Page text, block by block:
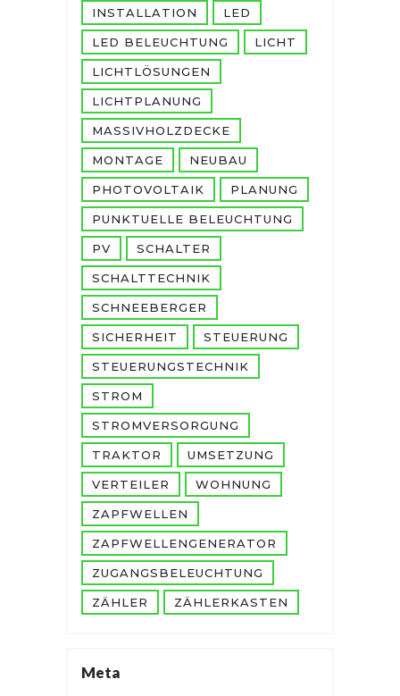
INSTALLATION LED
LED BELEUCHTUNG LICHT
LICHTLÖSUNGEN
LICHTPLANUNG
MASSIVHOLZDECKE
MONTAGE NEUBAU
PHOTOVOLTAIK PLANUNG
PUNKTUELLE BELEUCHTUNG
PV SCHALTER
SCHALTTECHNIK
SCHNEEBERGER
SICHERHEIT STEUERUNG
STEUERUNGSTECHNIK
STROM
STROMVERSORGUNG
TRAKTOR UMSETZUNG
VERTEILER WOHNUNG
ZAPFWELLEN
ZAPFWELLENGENERATOR
ZUGANGSBELEUCHTUNG
ZÄHLER ZÄHLERKASTEN
Meta